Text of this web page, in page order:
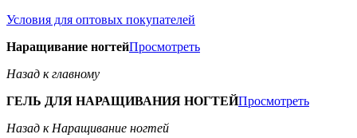
Условия для оптовых покупателей
Наращивание ногтейПросмотреть
Назад к главному
ГЕЛЬ ДЛЯ НАРАЩИВАНИЯ НОГТЕЙПросмотреть
Назад к Наращивание ногтей